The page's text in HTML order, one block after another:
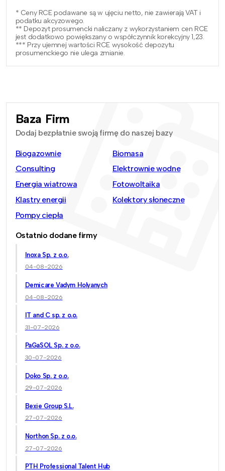
* Ceny RCE podawane są w ujęciu netto, nie zawierają VAT i
podatku akcyzowego.
** Depozyt prosumencki naliczany z wykorzystaniem cen RCE
jest dodatkowo powiększany o współczynnik korekcyjny 1,23.
*** Przy ujemnej wartości RCE wysokość depozytu
prosumenckiego nie ulega zmianie.
Baza Firm
Dodaj bezpłatnie swoją firmę do naszej bazy
Biogazownie
Biomasa
Consulting
Elektrownie wodne
Energia wiatrowa
Fotowoltaika
Klastry energii
Kolektory słoneczne
Pompy ciepła
Ostatnio dodane firmy
Inoxa Sp. z o.o.
04-08-2026
Demicare Vadym Holyanych
04-08-2026
IT and C sp. z o.o.
31-07-2026
PaGaSOL Sp. z o.o.
30-07-2026
Doko Sp. z o.o.
29-07-2026
Bexie Group S.L.
27-07-2026
Northon Sp. z o.o.
27-07-2026
PTH Professional Talent Hub